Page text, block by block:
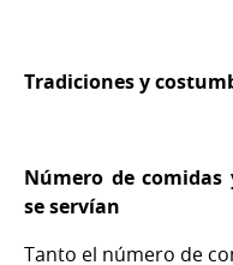
Tradiciones y
Número de
se servían
Tanto el número de